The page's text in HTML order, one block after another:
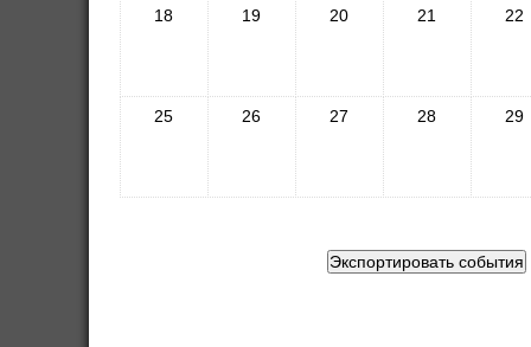
18 19 20 21 22
25 26 27 28 29